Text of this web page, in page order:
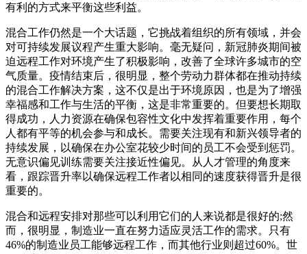
有利的方式来平衡这些利益。
混合工作仍然是一个大话题，它挑战着组织的所有领域，并会
对可持续发展议程产生重大影响。毫无疑问，新冠肺炎期间被
迫远程工作对环境产生了积极影响，改善了全球许多城市的空
气质量。疫情结束后，很明显，整个劳动力群体都在推动持续
的混合工作解决方案，这不仅是出于环境原因，也是为了增强
幸福感和工作与生活的平衡，这是非常重要的。但要想长期取
得成功，人力资源在确保包容性文化中发挥着重要作用，每个
人都有平等的机会参与和成长。需要关注现有和新兴领导者的
持续发展，以确保在办公室花较少时间的员工不会受到惩罚。
无意识偏见训练需要关注接近性偏见。从人才管理的角度来
看，跟踪晋升率以确保远程工作者以相同的速度获得晋升是很
重要的。
混合和远程安排对那些可以利用它们的人来说都是很好的;然
而，很明显，制造业一直在努力适应灵活工作的需求。只有
46%的制造业员工能够远程工作，而其他行业则超过60%。世